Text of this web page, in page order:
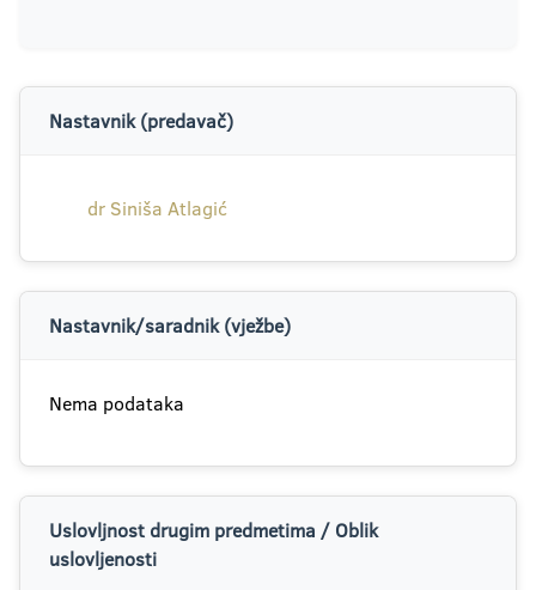
Nastavnik (predavač)
dr Siniša Atlagić
Nastavnik/saradnik (vježbe)
Nema podataka
Uslovljnost drugim predmetima / Oblik
uslovljenosti